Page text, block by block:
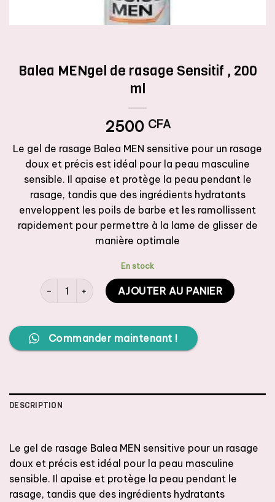
Balea MENgel de rasage Sensitif , 200
ml
2500 CFA
Le gel de rasage Balea MEN sensitive pour un rasage
doux et précis est idéal pour la peau masculine
sensible. Il apaise et protège la peau pendant le
rasage, tandis que des ingrédients hydratants
enveloppent les poils de barbe et les ramollissent
rapidement pour permettre à la lame de glisser de
manière optimale
En stock
quantité de Balea MENgel de rasage Sensitif , 200 ml
AJOUTER AU PANIER
Commander maintenant !
DESCRIPTION
Le gel de rasage Balea MEN sensitive pour un rasage
doux et précis est idéal pour la peau masculine
sensible. Il apaise et protège la peau pendant le
rasage, tandis que des ingrédients hydratants